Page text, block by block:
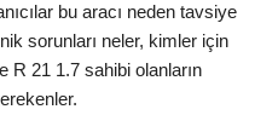
bu aracı neden tavsiye
sorunları neler, kimler için
R 21 1.7 sahibi olanların